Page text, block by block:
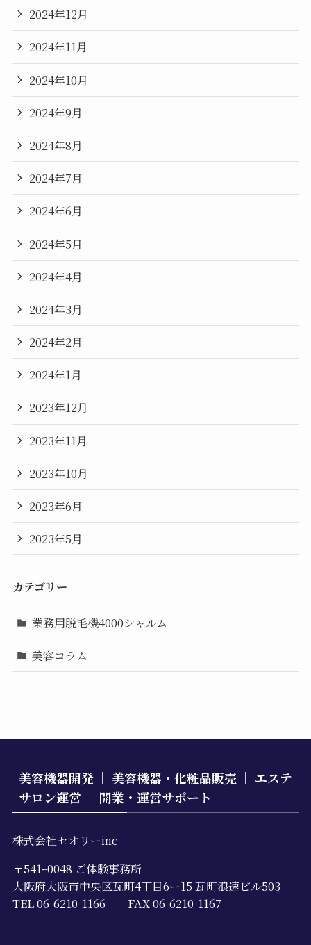
2024年12月
2024年11月
2024年10月
2024年9月
2024年8月
2024年7月
2024年6月
2024年5月
2024年4月
2024年3月
2024年2月
2024年1月
2023年12月
2023年11月
2023年10月
2023年6月
2023年5月
カテゴリー
業務用脱毛機4000シャルム
美容コラム
美容機器開発 ｜ 美容機器・化粧品販売 ｜ エステ
サロン運営 ｜ 開業・運営サポート
株式会社セオリーinc
〒541ｰ0048 ご体験事務所
大阪府大阪市中央区瓦町4丁目6ー15 瓦町浪速ビル503
TEL 06-6210-1166 FAX 06-6210-1167